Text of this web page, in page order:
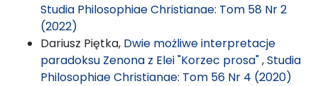
Studia Philosophiae Christianae: Tom 58 Nr 2
(2022)
Dariusz Piętka, Dwie możliwe interpretacje
paradoksu Zenona z Elei "Korzec prosa",Studia
Philosophiae Christianae: Tom 56 Nr 4 (2020)